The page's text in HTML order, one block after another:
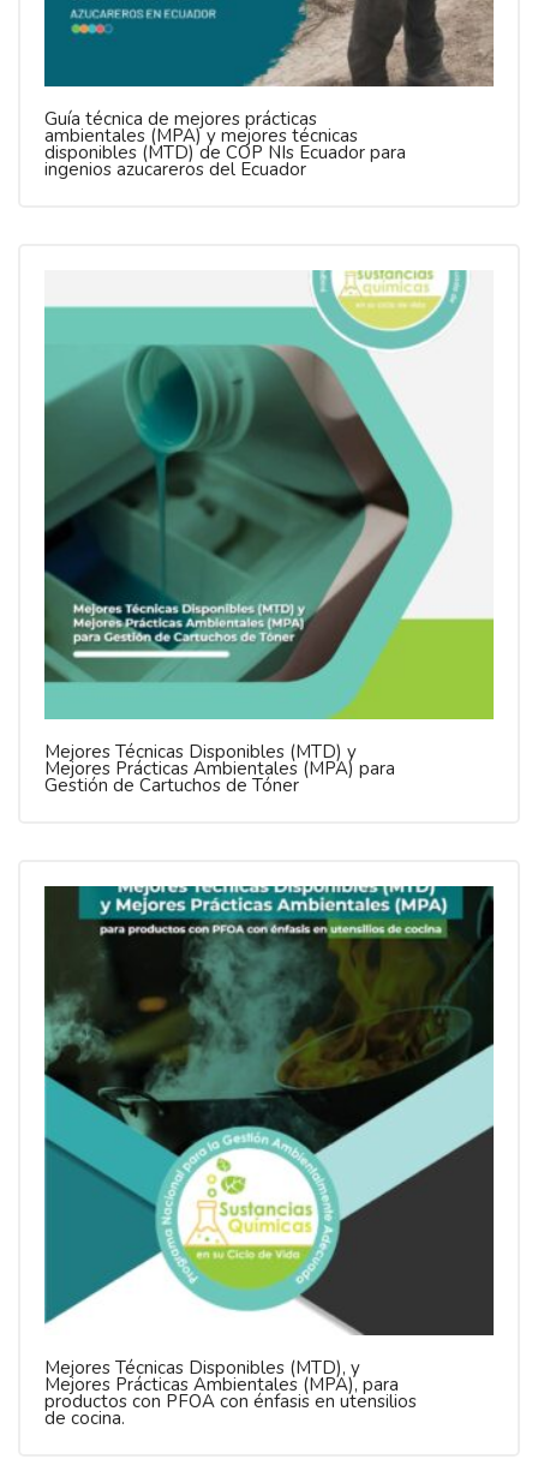
Guía técnica de mejores prácticas
ambientales (MPA) y mejores técnicas
disponibles (MTD) de COP NIs Ecuador para
ingenios azucareros del Ecuador
Mejores Técnicas Disponibles (MTD) y
Mejores Prácticas Ambientales (MPA) para
Gestión de Cartuchos de Tóner
Mejores Técnicas Disponibles (MTD), y
Mejores Prácticas Ambientales (MPA), para
productos con PFOA con énfasis en utensilios
de cocina.